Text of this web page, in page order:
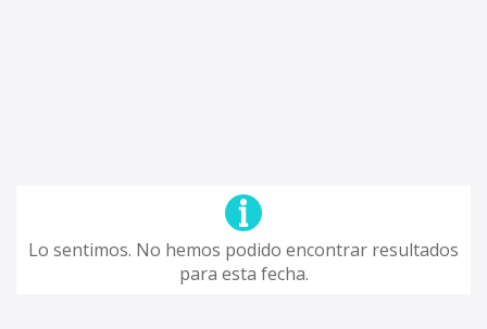
Lo sentimos. No hemos podido encontrar resultados
para esta fecha.